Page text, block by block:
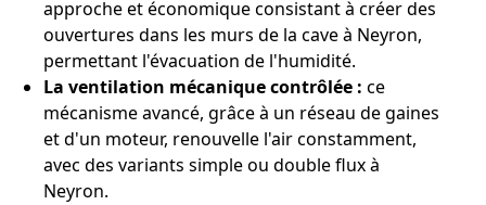
approche et économique consistant à créer des
ouvertures dans les murs de la cave à Neyron,
permettant l'évacuation de l'humidité.
La ventilation mécanique contrôlée : ce
mécanisme avancé, grâce à un réseau de gaines
et d'un moteur, renouvelle l'air constamment,
avec des variants simple ou double flux à
Neyron.